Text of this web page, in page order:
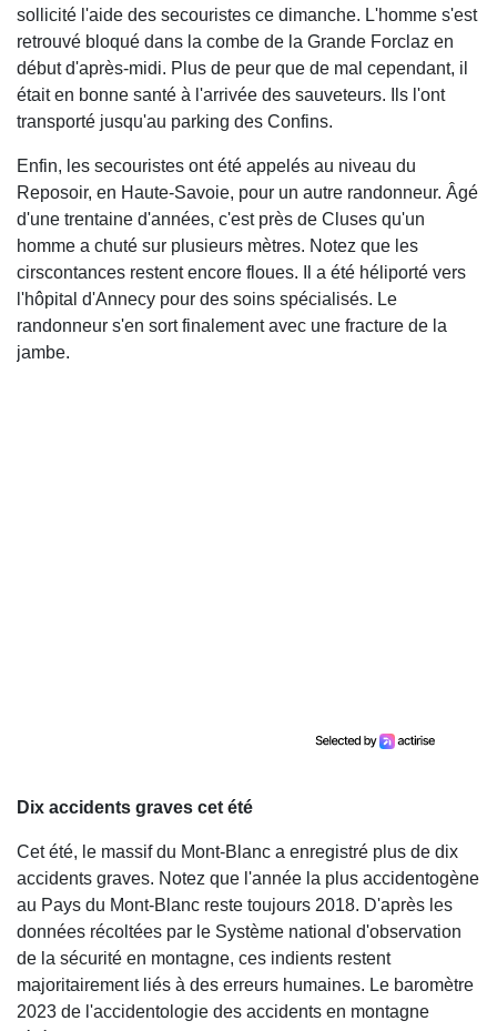
sollicité l'aide des secouristes ce dimanche. L'homme s'est
retrouvé bloqué dans la combe de la Grande Forclaz en
début d'après-midi. Plus de peur que de mal cependant, il
était en bonne santé à l'arrivée des sauveteurs. Ils l'ont
transporté jusqu'au parking des Confins.
Enfin, les secouristes ont été appelés au niveau du
Reposoir, en Haute-Savoie, pour un autre randonneur. Âgé
d'une trentaine d'années, c'est près de Cluses qu'un
homme a chuté sur plusieurs mètres. Notez que les
cirscontances restent encore floues. Il a été héliporté vers
l'hôpital d'Annecy pour des soins spécialisés. Le
randonneur s'en sort finalement avec une fracture de la
jambe.
Dix accidents graves cet été
Cet été, le massif du Mont-Blanc a enregistré plus de dix
accidents graves. Notez que l'année la plus accidentogène
au Pays du Mont-Blanc reste toujours 2018. D'après les
données récoltées par le Système national d'observation
de la sécurité en montagne, ces indients restent
majoritairement liés à des erreurs humaines. Le baromètre
2023 de l'accidentologie des accidents en montagne